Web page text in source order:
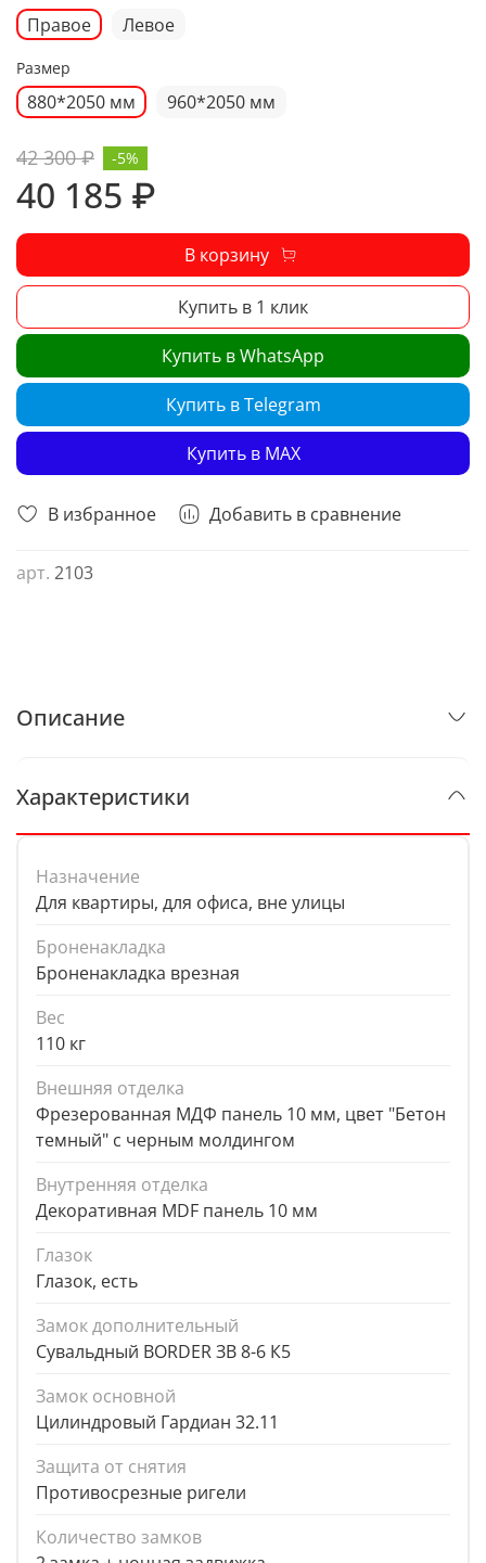
В избранное Добавить в сравнение
арт. 2103
Правое Левое
Размер
880*2050 мм 960*2050 мм
42 300 ₽
40 185 ₽
-5%
В корзину
Купить в 1 клик
Купить в WhatsApp
Купить в Telegram
Купить в MAX
Описание
Характеристики
Назначение
Для квартиры, для офиса, вне улицы
Броненакладка
Броненакладка врезная
Вес
110 кг
Внешняя отделка
Фрезерованная МДФ панель 10 мм, цвет "Бетон
темный" с черным молдингом
Внутренняя отделка
Декоративная MDF панель 10 мм
Глазок
Глазок, есть
Замок дополнительный
Сувальдный BORDER ЗВ 8-6 К5
Замок основной
Цилиндровый Гардиан 32.11
Защита от снятия
Противосрезные ригели
Количество замков